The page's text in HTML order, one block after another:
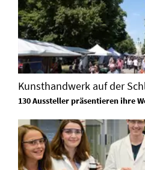
Kunsthandwerk auf der
130 Aussteller präsentieren ihre